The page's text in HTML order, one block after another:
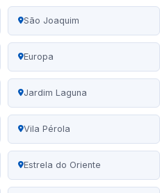
São Joaquim
Europa
Jardim Laguna
Vila Pérola
Estrela do Oriente